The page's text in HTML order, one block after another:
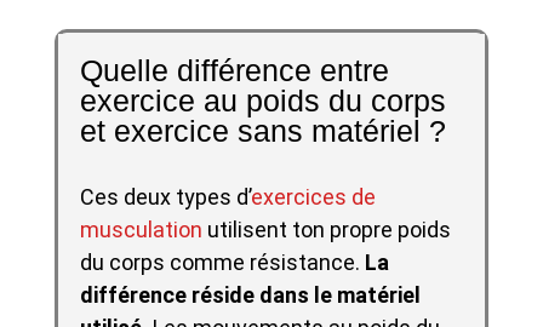
Quelle différence entre
exercice au poids du corps
et exercice sans matériel ?
Ces deux types d’exercices de
musculation utilisent ton propre poids
du corps comme résistance. La
différence réside dans le matériel